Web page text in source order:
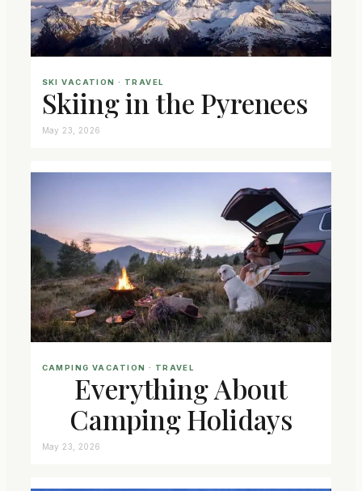
SKI VACATION · TRAVEL
Skiing in the Pyrenees
May 23, 2026
CAMPING VACATION · TRAVEL
Everything About
Camping Holidays
May 23, 2026